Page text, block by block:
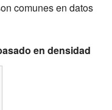
comunes en datos
en densidad